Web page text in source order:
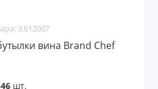
3.612007
вина Brand Chef
шт.